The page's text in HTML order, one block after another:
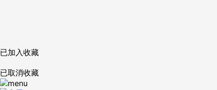
已加入收藏
已取消收藏